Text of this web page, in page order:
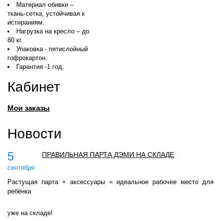
Материал обивки –
ткань-сетка, устойчивая к
истираниям.
Нагрузка на кресло – до
80 кг.
Упаковка - пятислойный
гофрокартон.
Гарантия -1 год.
Кабинет
Мои заказы
Новости
5
сентября
ПРАВИЛЬНАЯ ПАРТА ДЭМИ НА СКЛАДЕ
Растущая парта + аксессуары = идеальное рабочее место для
ребёнка
уже на складе!